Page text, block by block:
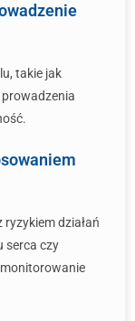
takie jak
działań
serca czy